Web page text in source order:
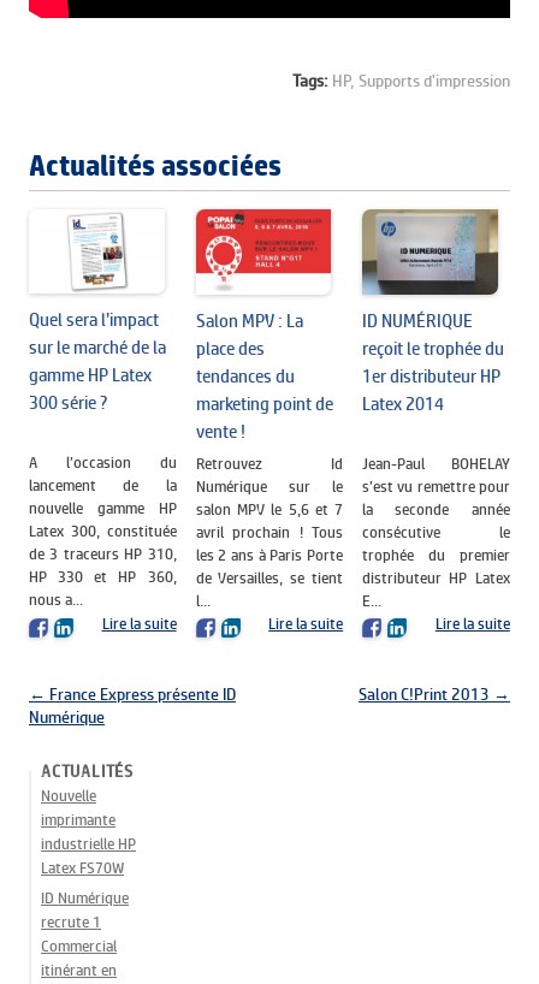
Tags: HP, Supports d'impression
Actualités associées
Quel sera l’impact
sur le marché de la
gamme HP Latex
300 série ?
A l’occasion du
lancement de la
nouvelle gamme HP
Latex 300, constituée
de 3 traceurs HP 310,
HP 330 et HP 360,
nous a...
Lire la suite
Salon MPV : La
place des
tendances du
marketing point de
vente !
Retrouvez Id
Numérique sur le
salon MPV le 5,6 et 7
avril prochain ! Tous
les 2 ans à Paris Porte
de Versailles, se tient
l...
Lire la suite
ID NUMÉRIQUE
reçoit le trophée du
1er distributeur HP
Latex 2014
Jean-Paul BOHELAY
s’est vu remettre pour
la seconde année
consécutive le
trophée du premier
distributeur HP Latex
E...
Lire la suite
Navigation des articles
← France Express présente ID
Numérique
Salon C!Print 2013 →
ACTUALITÉS
Nouvelle
imprimante
industrielle HP
Latex FS70W
ID Numérique
recrute 1
Commercial
itinérant en